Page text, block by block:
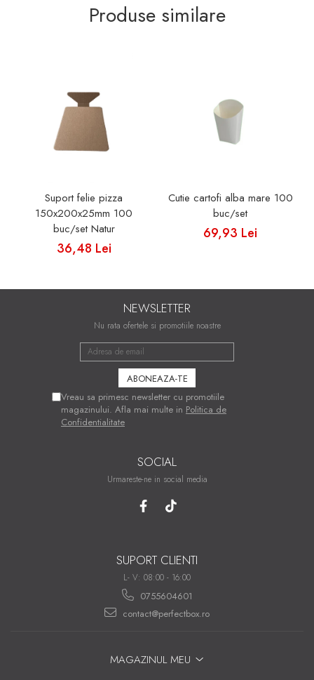
Produse similare
Suport felie pizza
150x200x25mm 100
buc/set Natur
36,48 Lei
Cutie cartofi alba mare 100
buc/set
69,93 Lei
NEWSLETTER
Nu rata ofertele si promotiile noastre
Vreau sa primesc newsletter cu promotiile
magazinului. Afla mai multe in Politica de
Confidentialitate
SOCIAL
Urmareste-ne in social media
SUPORT CLIENTI
L- V: 08:00 - 16:00
0755604601
contact@perfectbox.ro
MAGAZINUL MEU